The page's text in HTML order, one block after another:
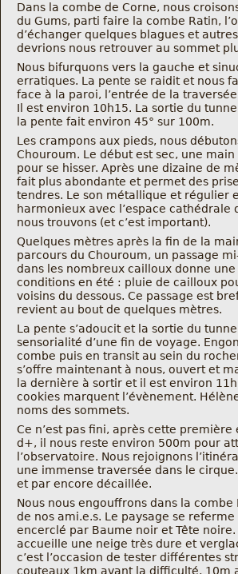
Nous trouver
Comment être informé des sorties
Programme
Crazy Gums
Rechercher
Dans la combe de Corne, nous
du Gums, parti faire la combe Ratin,
d’échanger quelques blagues et
devrions nous retrouver au sommet
Nous bifurquons vers la gauche et
erratiques. La pente se raidit et nous
face à la paroi, l’entrée de la
Il est environ 10h15. La sortie du
la pente fait environ 45° sur 100m.
Les crampons aux pieds, nous
Chouroum. Le début est sec, une
pour se hisser. Après une dizaine de
fait plus abondante et permet des
tendres. Le son métallique et régulier
harmonieux avec l’espace cathédrale
nous trouvons (et c’est important).
Quelques mètres après la fin de la
parcours du Chouroum, un passage
dans les nombreux cailloux donne une
conditions en été : pluie de cailloux
voisins du dessous. Ce passage est
revient au bout de quelques mètres.
La pente s’adoucit et la sortie du
sensorialité d’une fin de voyage.
combe puis en transit au sein du
s’offre maintenant à nous, ouvert et
la dernière à sortir et il est environ
cookies marquent l’évènement.
noms des sommets.
Ce n’est pas fini, après cette première
d+, il nous reste environ 500m pour
l’observatoire. Nous rejoignons
une immense traversée dans le
et par encore décaillée.
Nous nous engouffrons dans la combe
de nos ami.e.s. Le paysage se referme
encerclé par Baume noir et Tête
accueille une neige très dure et
c’est l’occasion de tester différentes
couteaux 1km avant la difficulté, 10m